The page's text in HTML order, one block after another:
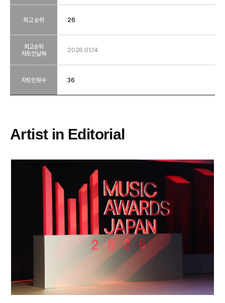
최고 순위
최고순위
차트인날짜
차트인횟수
26
2026.01.14
36
Artist in Editorial